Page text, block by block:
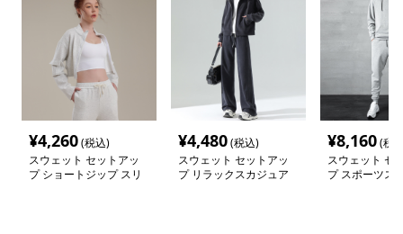
¥4,260(税込)
スウェット セットアッ
プ ショートジップ スリ
¥4,480(税込)
スウェット セットアッ
プ リラックスカジュア
¥8,160(税
スウェット セ
プ スポーツス